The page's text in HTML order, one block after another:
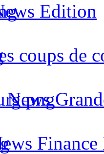
Edition
coups de
News
Finance